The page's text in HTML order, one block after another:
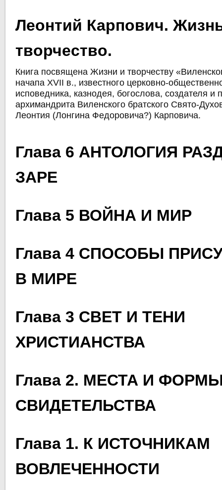
Леонтий Карпович.
творчество.
Книга посвящена Жизни и творчеству
начапа ХVІІ в., известного церковно-
исповедника, казнодея, богослова, создателя и
архимандрита Виленского братского Свято-
Леонтия (Лонгина Федоровича?) Карповича.
Глава 6 АНТОЛОГИЯ
ЗАРЕ
Глава 5 ВОЙНА И МИР
Глава 4 СПОСОБЫ
В МИРЕ
Глава 3 СВЕТ И ТЕНИ
ХРИСТИАНСТВА
Глава 2. МЕСТА И
СВИДЕТЕЛЬСТВА
Глава 1. К ИСТОЧНИКАМ
ВОВЛЕЧЕННОСТИ